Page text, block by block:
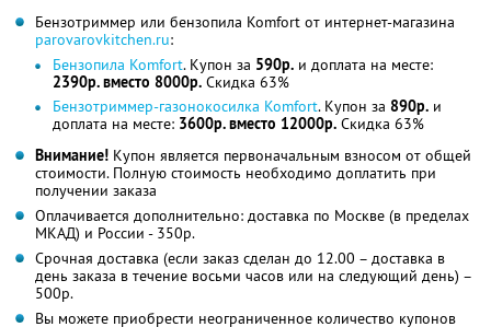
Бензотриммер или бензопила Komfort от интернет-магазина
parovarovkitchen.ru:
Бензопила Komfort. Купон за 590р. и доплата на месте:
2390р. вместо 8000р. Скидка 63%
Бензотриммер-газонокосилка Komfort. Купон за 890р. и
доплата на месте: 3600р. вместо 12000р. Скидка 63%
Внимание! Купон является первоначальным взносом от общей
стоимости. Полную стоимость необходимо доплатить при
получении заказа
Оплачивается дополнительно: доставка по Москве (в пределах
МКАД) и России - 350р.
Срочная доставка (если заказ сделан до 12.00 – доставка в
день заказа в течение восьми часов или на следующий день) –
500р.
Вы можете приобрести неограниченное количество купонов